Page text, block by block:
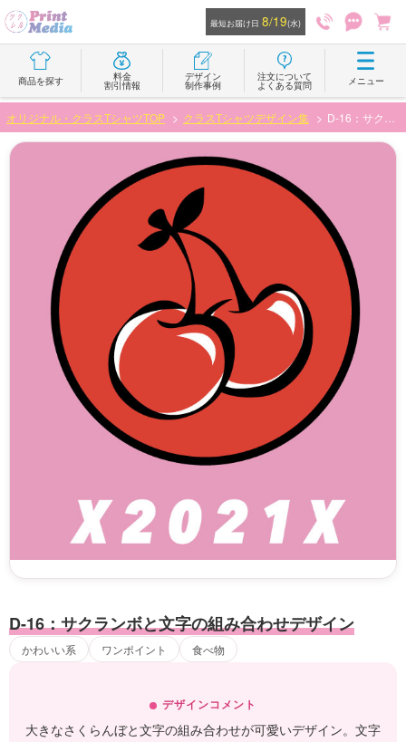
最短お届け日 8/19(水)
商品を探す 料金
割引情報
デザイン
制作事例
注文について
よくある質問 メニュー
オリジナル・クラスTシャツTOP クラスTシャツデザイン集
D-16：サクランボと文字の組み合わせデザイン
かわいい系 ワンポイント 食べ物
デザインコメント
大きなさくらんぼと文字の組み合わせが可愛いデザイン。文字